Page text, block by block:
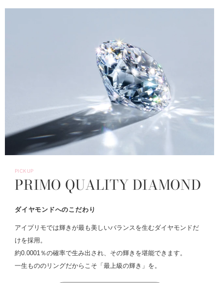
PICKUP
PRIMO QUALITY DIAMOND
ダイヤモンドへのこだわり
アイプリモでは輝きが最も美しいバランスを生むダイヤモンドだ
けを採用。
約0.0001％の確率で生み出され、その輝きを堪能できます。
一生もののリングだからこそ「最上級の輝き」を。